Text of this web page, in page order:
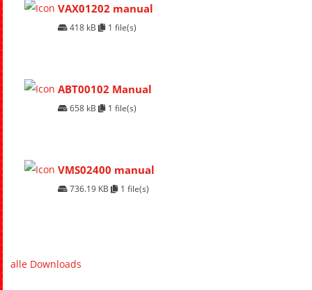
VAX01202 manual
418 kB 1 file(s)
ABT00102 Manual
658 kB 1 file(s)
VMS02400 manual
736.19 KB 1 file(s)
alle Downloads